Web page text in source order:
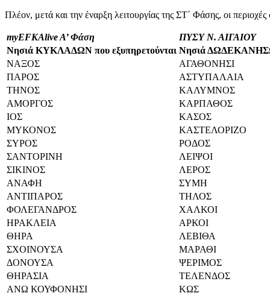
Πλέον, μετά και την έναρξη λειτουργίας της ΣΤ΄ Φάσης, οι περιοχές
myEFKAlive A’ Φάση
ΠΥΣΥ Ν. ΑΙΓΑΙΟΥ
Νησιά ΚΥΚΛΑΔΩΝ που εξυπηρετούνται Νησιά
ΝΑΞΟΣ
ΑΓΑΘΟΝΗΣΙ
ΠΑΡΟΣ
ΑΣΤΥΠΑΛΑΙΑ
ΤΗΝΟΣ
ΚΑΛΥΜΝΟΣ
ΑΜΟΡΓΟΣ
ΚΑΡΠΑΘΟΣ
ΙΟΣ
ΚΑΣΟΣ
ΜΥΚΟΝΟΣ
ΚΑΣΤΕΛΟΡΙΖΟ
ΣΥΡΟΣ
ΡΟΔΟΣ
ΣΑΝΤΟΡΙΝΗ
ΛΕΙΨΟΙ
ΣΙΚΙΝΟΣ
ΛΕΡΟΣ
ΑΝΑΦΗ
ΣΥΜΗ
ΑΝΤΙΠΑΡΟΣ
ΤΗΛΟΣ
ΦΟΛΕΓΑΝΔΡΟΣ
ΧΑΛΚΟΙ
ΗΡΑΚΛΕΙΑ
ΑΡΚΟΙ
ΘΗΡΑ
ΛΕΒΙΘΑ
ΣΧΟΙΝΟΥΣΑ
ΜΑΡΑΘΙ
ΔΟΝΟΥΣΑ
ΨΕΡΙΜΟΣ
ΘΗΡΑΣΙΑ
ΤΕΛΕΝΔΟΣ
ΑΝΩ ΚΟΥΦΟΝΗΣΙ
ΚΩΣ